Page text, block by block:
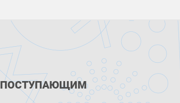
ПОСТУПАЮЩИМ